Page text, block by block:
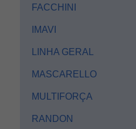
FACCHINI
IMAVI
LINHA GERAL
MASCARELLO
MULTIFORÇA
RANDON